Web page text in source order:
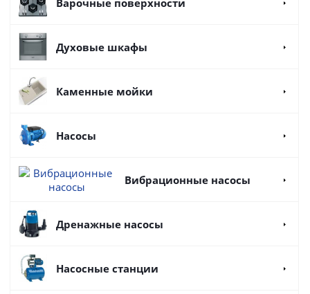
Варочные поверхности
Духовые шкафы
Каменные мойки
Насосы
Вибрационные насосы
Дренажные насосы
Насосные станции